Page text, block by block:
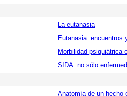
La eutanasia
Eutanasia: encuentros
Morbilidad psiquiátrica
SIDA: no sólo
Anatomía de un hecho